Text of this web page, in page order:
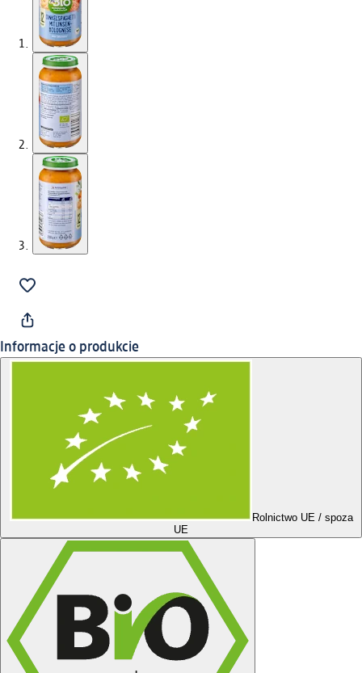
Informacje o produkcie
Rolnictwo UE / spoza
UE